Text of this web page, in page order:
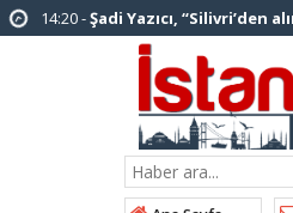
12:12 -AK Parti’ye katılan ilçe
başkanlarından İl Başkanı
Tuzla Belediye Başkanı
Bingöl’den İBB’ye tepki
İstanbul Emniyet
“Gök Kubbe’de, Mavi Vatan’da,